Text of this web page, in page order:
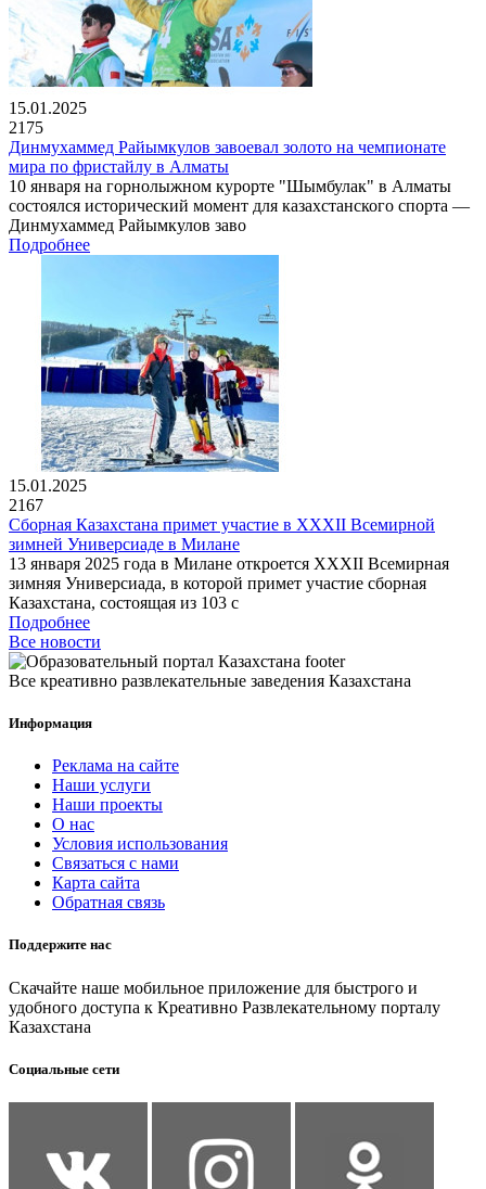
15.01.2025
2175
Динмухаммед Райымкулов завоевал золото на чемпионате
мира по фристайлу в Алматы
10 января на горнолыжном курорте "Шымбулак" в Алматы
состоялся исторический момент для казахстанского спорта —
Динмухаммед Райымкулов заво
Подробнее
15.01.2025
2167
Сборная Казахстана примет участие в XXXII Всемирной
зимней Универсиаде в Милане
13 января 2025 года в Милане откроется XXXII Всемирная
зимняя Универсиада, в которой примет участие сборная
Казахстана, состоящая из 103 с
Подробнее
Все новости
Все креативно развлекательные заведения Казахстана
Информация
Реклама на сайте
Наши услуги
Наши проекты
О нас
Условия использования
Связаться с нами
Карта сайта
Обратная связь
Поддержите нас
Скачайте наше мобильное приложение для быстрого и
удобного доступа к Креативно Развлекательному порталу
Казахстана
Социальные сети